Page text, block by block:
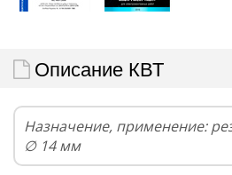
Описание КВТ
Назначение, применение:
∅ 14 мм